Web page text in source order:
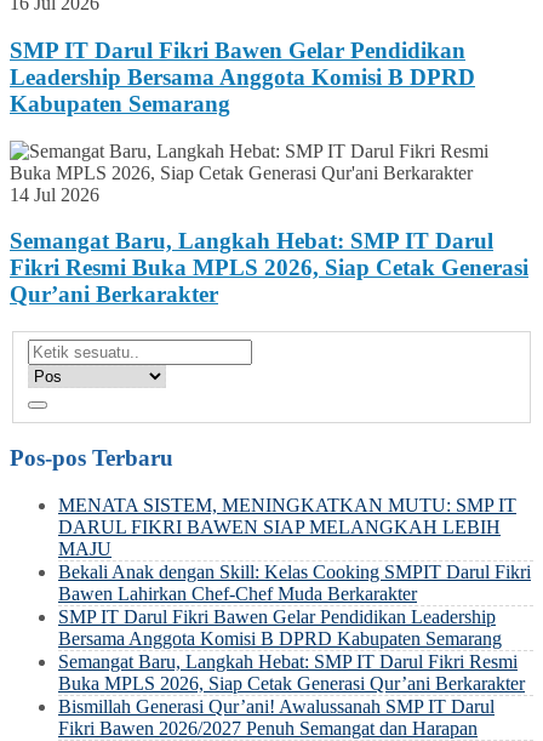
SMP IT Darul Fikri Bawen Gelar Pendidikan
Leadership Bersama Anggota Komisi B DPRD
Kabupaten Semarang
14 Jul 2026
Semangat Baru, Langkah Hebat: SMP IT Darul
Fikri Resmi Buka MPLS 2026, Siap Cetak Generasi
Qur’ani Berkarakter
Pos-pos Terbaru
MENATA SISTEM, MENINGKATKAN MUTU: SMP IT
DARUL FIKRI BAWEN SIAP MELANGKAH LEBIH
MAJU
Bekali Anak dengan Skill: Kelas Cooking SMPIT Darul Fikri
Bawen Lahirkan Chef-Chef Muda Berkarakter
SMP IT Darul Fikri Bawen Gelar Pendidikan Leadership
Bersama Anggota Komisi B DPRD Kabupaten Semarang
Semangat Baru, Langkah Hebat: SMP IT Darul Fikri Resmi
Buka MPLS 2026, Siap Cetak Generasi Qur’ani Berkarakter
Bismillah Generasi Qur’ani! Awalussanah SMP IT Darul
Fikri Bawen 2026/2027 Penuh Semangat dan Harapan